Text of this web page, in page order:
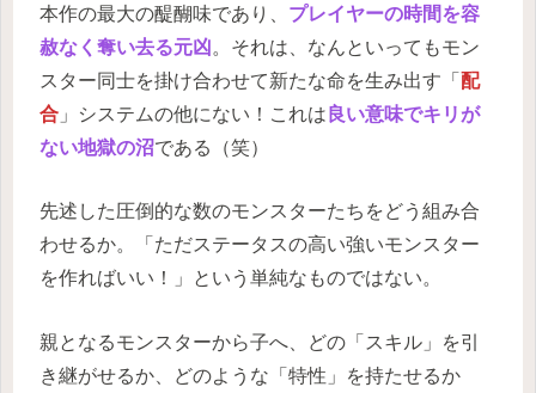
本作の最大の醍醐味であり、 プレイヤーの時間を容
赦なく奪い去る元凶。それは、なんといってもモン
スター同士を掛け合わせて新たな命を生み出す「 配
合 」システムの他にない！これは 良い意味でキリが
ない地獄の沼である（笑）
先述した圧倒的な数のモンスターたちをどう組み合
わせるか。「ただステータスの高い強いモンスター
を作ればいい！」という単純なものではない。
親となるモンスターから子へ、どの「スキル」を引
き継がせるか、どのような「特性」を持たせるか